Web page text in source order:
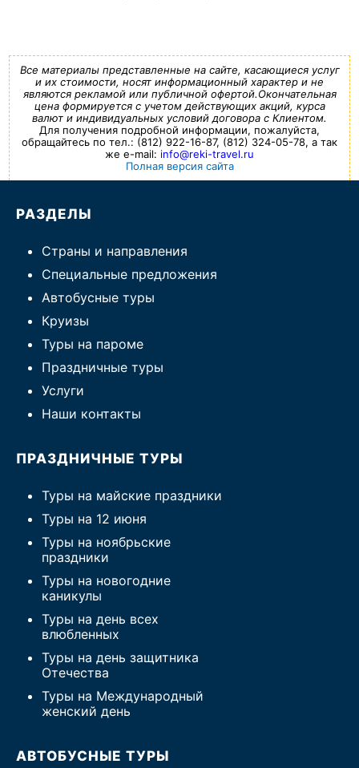
Все материалы представленные на сайте, касающиеся услуг
и их стоимости, носят информационный характер и не
являются рекламой или публичной офертой.Окончательная
цена формируется с учетом действующих акций, курса
валют и индивидуальных условий договора с Клиентом.
Для получения подробной информации, пожалуйста,
обращайтесь по тел.: (812) 922-16-87, (812) 324-05-78, а так
же e-mail: info@reki-travel.ru
Полная версия сайта
РАЗДЕЛЫ
Страны и направления
Специальные предложения
Автобусные туры
Круизы
Туры на пароме
Праздничные туры
Услуги
Наши контакты
ПРАЗДНИЧНЫЕ ТУРЫ
Туры на майские праздники
Туры на 12 июня
Туры на ноябрьские
праздники
Туры на новогодние
каникулы
Туры на день всех
влюбленных
Туры на день защитника
Отечества
Туры на Международный
женский день
АВТОБУСНЫЕ ТУРЫ